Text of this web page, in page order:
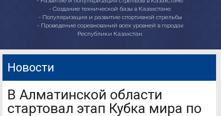
- Создание технической базы в Казахстане.
- Популяризация и развитие спортивной стрельбы
- Проведение соревнований всех уровней в городах
Республики Казахстан.
Новости
В Алматинской области
стартовал этап Кубка мира по